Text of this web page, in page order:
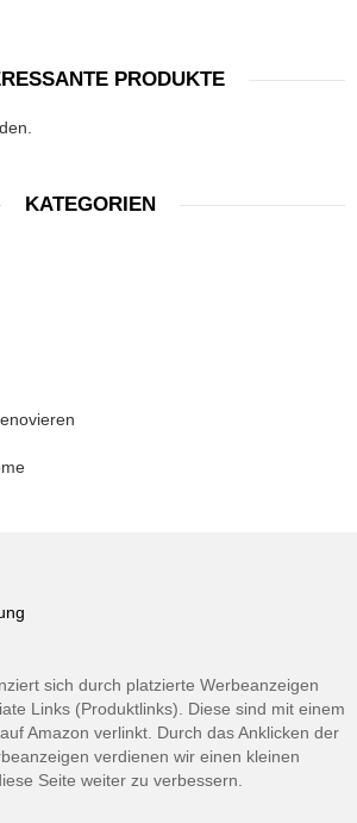
PRODUKTE
KATEGORIEN
sich durch platzierte Werbeanzeigen
Links (Produktlinks). Diese sind mit einem
Amazon verlinkt. Durch das Anklicken der
verdienen wir einen kleinen
Seite weiter zu verbessern.